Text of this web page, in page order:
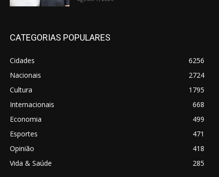
CATEGORIAS POPULARES
Cidades
6256
Nacionais
2724
Cultura
1795
Internacionais
668
Economia
499
Esportes
471
Opinião
418
Vida & Saúde
285